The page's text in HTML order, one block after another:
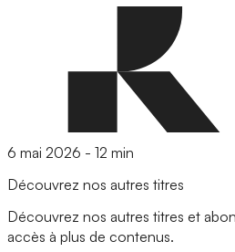
6 mai 2026 - 12 min
Découvrez nos autres titres
Découvrez nos autres titres et
accès à plus de contenus.